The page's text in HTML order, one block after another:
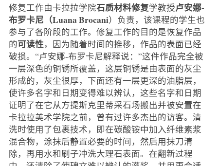
修复工作由卡拉拉学院石质材料修复学教授卢安娜-
布罗卡尼（Luana Brocani）负责，该课程的学生也
参与了各阶段的工作。修复工作的目的是恢复作品
的可读性，因为随着时间的推移，作品的表面已经
破损。“卢安娜-布罗卡尼解释说：”这件作品完全被
一层深色的铜锈所覆盖，这层铜锈是由表面的灰尘
形成的，灰尘很厚，下面还有一层更深的油脂层，
使许多名字和日期变得难以辨认，这些名字和日期
证明了在它从方提斯克里蒂采石场搬出并被安置在
卡拉拉美术学院之前，曾有过许多杰出的访客。清
洗时使用了包裹技术，即在碳酸铵中加入纤维素浆
混合物，涂抹后静置必要的时间，然后用抹刀清
除，再用水和刷子冲洗大理石表面。在翻新过程